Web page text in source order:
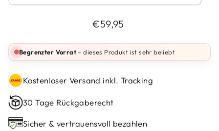
Normaler
€59,95
Begrenzter Vorrat – dieses Produkt ist sehr beliebt
Kostenloser Versand inkl. Tracking
30 Tage Rückgaberecht
Sicher & vertrauensvoll bezahlen